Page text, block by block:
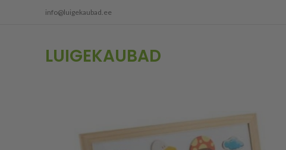
info@luigekaubad.ee
LUIGEKAUBAD